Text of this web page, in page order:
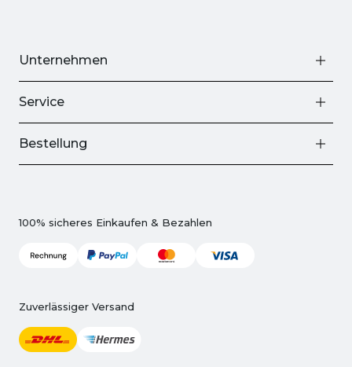
Unternehmen
Service
Bestellung
100% sicheres Einkaufen & Bezahlen
Zuverlässiger Versand